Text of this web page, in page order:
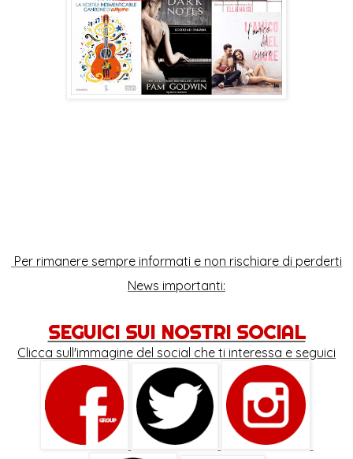
Per rimanere sempre informati e non rischiare di perderti
News importanti:
SEGUICI SUI NOSTRI SOCIAL
Clicca sull'immagine del social che ti interessa e seguici